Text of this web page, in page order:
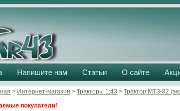
Напишите нам Статьи О сайте
> Интернет-магазин > Тракторы 1:43 > Трактор МТЗ-82
покупатели!